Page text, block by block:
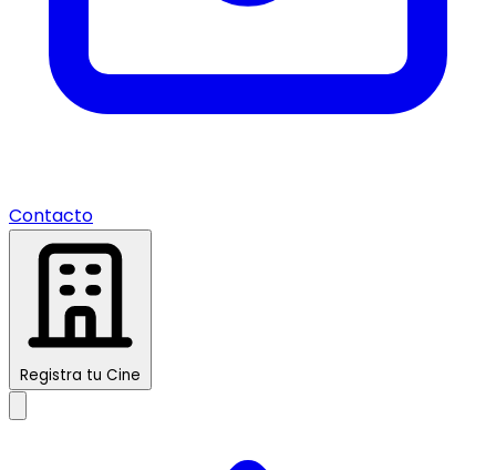
Contacto
Registra tu Cine